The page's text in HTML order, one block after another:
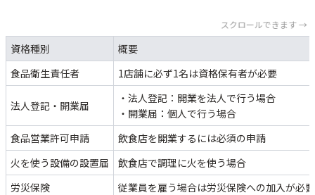
スクロールできます →
資格種別
概要
食品衛生責任者
1店舗に必ず1名は資格保有者が必要
法人登記・開業届
・法人登記：開業を法人で行う場合
・開業届：個人で行う場合
食品営業許可申請
飲食店を開業するには必須の申請
火を使う設備の設置届
飲食店で調理に火を使う場合
労災保険
従業員を雇う場合は労災保険への加入